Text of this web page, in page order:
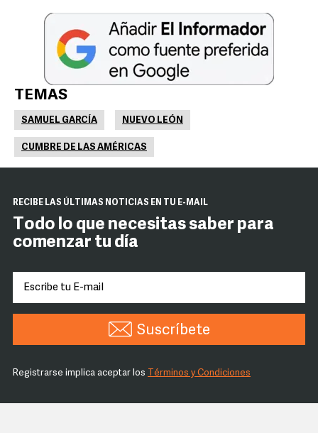
TEMAS
SAMUEL GARCÍA NUEVO LEÓN
CUMBRE DE LAS AMÉRICAS
RECIBE LAS ÚLTIMAS NOTICIAS EN TU E-MAIL
Todo lo que necesitas saber para
comenzar tu día
Suscríbete
Registrarse implica aceptar los Términos y Condiciones